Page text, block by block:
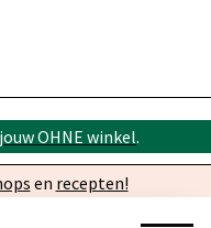
jouw OHNE winkel.
en recepten!